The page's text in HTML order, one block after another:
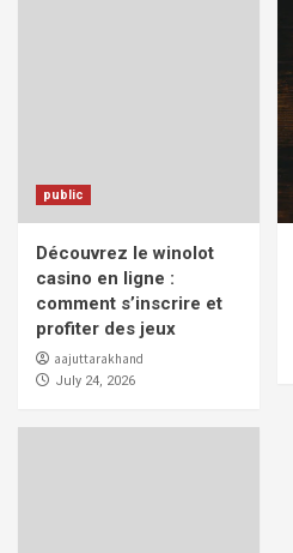
public
Découvrez le winolot
casino en ligne :
comment s’inscrire et
profiter des jeux
aajuttarakhand
July 24, 2026